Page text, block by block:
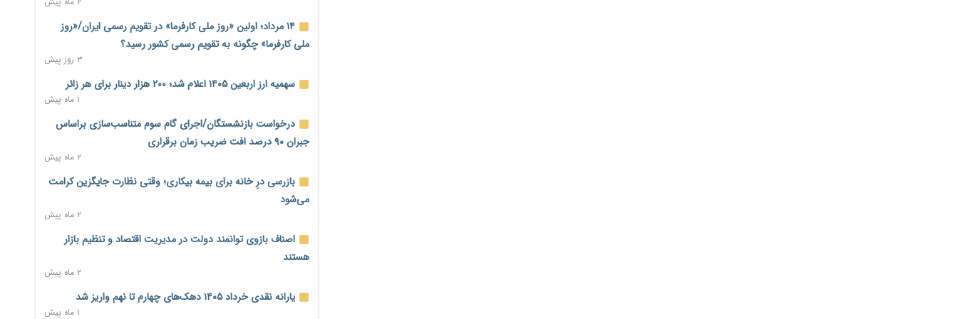
۲ روز پیش
نماینده مجلس: توسعه مرزهای زمینی به راهبرد تأمین کالاهای
۲ روز پیش
خانه کارگر قزوین: شکاف دستمزد و هزینه معیشت هر روز عمیق‌تر
می‌شود
رئیس سازمان امور مالیاتی: بلاگرهای پردرآمد مشمول پرداخت
مالیات هستند
پیش‌بینی افزایش تولید برنج؛ نیاز وارداتی کشور به ۵۰۰ هزار تن
کاهش می‌یابد
امضای تفاهم‌نامه تجاری ایران و پاکستان؛ هدف‌گذاری تجارت ۱۰
میلیارد دلاری
۲ روز پیش
۱۴ مرداد؛ اولین «روز ملی کارفرما» در تقویم رسمی ایران/«روز
ملی کارفرما» چگونه به تقویم رسمی کشور رسید؟
۳ روز پیش
سهمیه ارز اربعین ۱۴۰۵ اعلام شد؛ ۲۰۰ هزار دینار برای هر زائر
۱ ماه پیش
درخواست بازنشستگان/اجرای گام سوم متناسب‌سازی براساس
جبران ۹۰ درصد افت ضریب زمان برقراری
۲ ماه پیش
بازرسی درِ خانه برای بیمه بیکاری؛ وقتی نظارت جایگزین کرامت
می‌شود
۲ ماه پیش
اصناف بازوی توانمند دولت در مدیریت اقتصاد و تنظیم بازار
هستند
۲ ماه پیش
یارانه نقدی خرداد ۱۴۰۵ دهک‌های چهارم تا نهم واریز شد
۱ ماه پیش